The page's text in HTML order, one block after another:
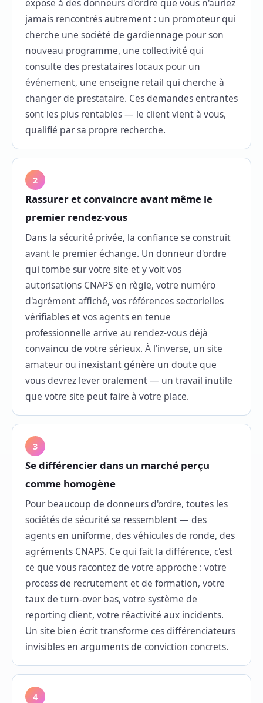
expose à des donneurs d'ordre que vous n'auriez
jamais rencontrés autrement : un promoteur qui
cherche une société de gardiennage pour son
nouveau programme, une collectivité qui
consulte des prestataires locaux pour un
événement, une enseigne retail qui cherche à
changer de prestataire. Ces demandes entrantes
sont les plus rentables — le client vient à vous,
qualifié par sa propre recherche.
2
Rassurer et convaincre avant même le
premier rendez-vous
Dans la sécurité privée, la confiance se construit
avant le premier échange. Un donneur d'ordre
qui tombe sur votre site et y voit vos
autorisations CNAPS en règle, votre numéro
d'agrément affiché, vos références sectorielles
vérifiables et vos agents en tenue
professionnelle arrive au rendez-vous déjà
convaincu de votre sérieux. À l'inverse, un site
amateur ou inexistant génère un doute que
vous devrez lever oralement — un travail inutile
que votre site peut faire à votre place.
3
Se différencier dans un marché perçu
comme homogène
Pour beaucoup de donneurs d'ordre, toutes les
sociétés de sécurité se ressemblent — des
agents en uniforme, des véhicules de ronde, des
agréments CNAPS. Ce qui fait la différence, c'est
ce que vous racontez de votre approche : votre
process de recrutement et de formation, votre
taux de turn-over bas, votre système de
reporting client, votre réactivité aux incidents.
Un site bien écrit transforme ces différenciateurs
invisibles en arguments de conviction concrets.
4